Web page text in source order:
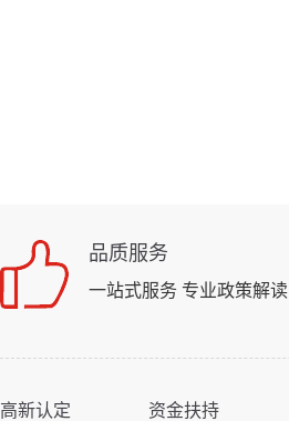
品质服务
一站式服务 专业政策解读
高新认定 资金扶持